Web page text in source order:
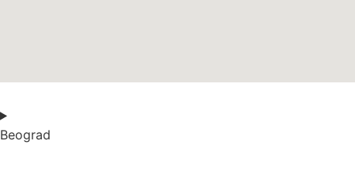
Beograd